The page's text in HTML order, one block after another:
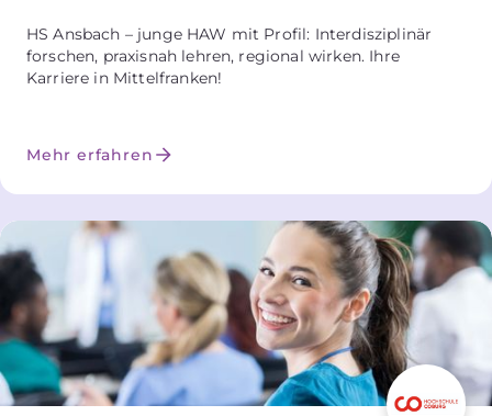
HS Ansbach – junge HAW mit Profil: Interdisziplinär
forschen, praxisnah lehren, regional wirken. Ihre
Karriere in Mittelfranken!
Mehr erfahren